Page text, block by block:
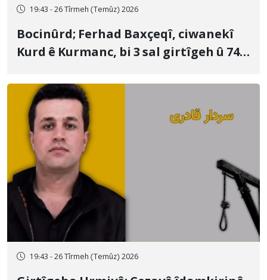
19:43 - 26 Tîrmeh (Temûz) 2026
Bocinûrd; Ferhad Baxçeqî, ciwanekî
Kurd ê Kurmanc, bi 3 sal girtîgeh û 74
19:43 - 26 Tîrmeh (Temûz) 2026